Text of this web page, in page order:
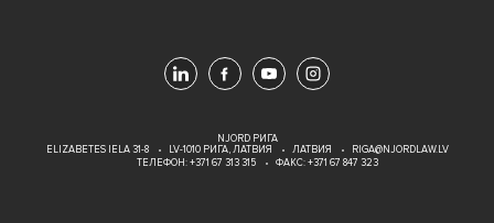
NJORD РИГА
ELIZABETES IELA 31-8
LV-1010 РИГА, ЛАТВИЯ ЛАТВИЯ
RIGA@NJORDLAW.LV
ТЕЛЕФОН:+371 67 313 315 ФАКС: +371 67 847 323